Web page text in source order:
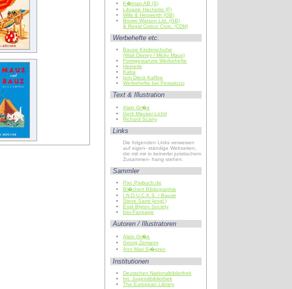
K�rnan AB (S)
Librairie Hachette (F)
Wills & Hepworth (GB)
Brown Watson Ltd. (GB)
& Regal Colour Corp. (CDN)
Werbehefte etc.
Bause Kinderschuhe
(Walt Disney / Micky Maus)
Formgestanzte Werbehefte
Heinerle
Kaba
tom Dieck Kaffee
Werbehefte bei Pestalozzi
Text & Illustration
Alain Gr�e
Gerti Mauser-Lichtl
Richard Scarry
Links
Die folgenden Links verweisen
auf eigen- ständige Webseiten,
die mit mir in keinerlei juristischem
Zusammen- hang stehen.
Sammler
Pixi: Pixibuch.de
Bl�chert Bibliographie
I.N.D.U.C.K.S. / Bause
Steve Santi (engl.)
Enid Blyton Society
bsv-Fanpage
Autoren / Illustratoren
Alain Gr�e
Georg Zemann
Ann Mari Sj�gren
Institutionen
Deutschen Nationalbibliothek
Int. Jugendbibliothek
The European Library